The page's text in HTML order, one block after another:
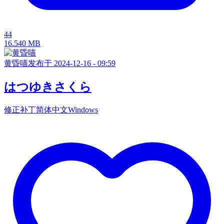
44
16.540 MB
黄昏喵发布于 2024-12-16 - 09:59
はつゆきさくら
修正补丁简体中文Windows